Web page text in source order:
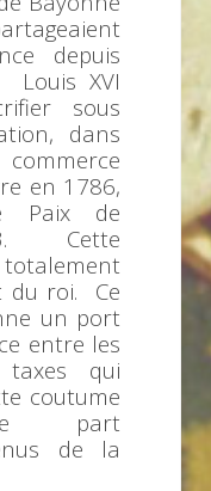
depuis
XVI
sous
dans
en 1786,
Paix de
Cette
du roi. Ce
un port
entre les
qui
coutume
part
de la